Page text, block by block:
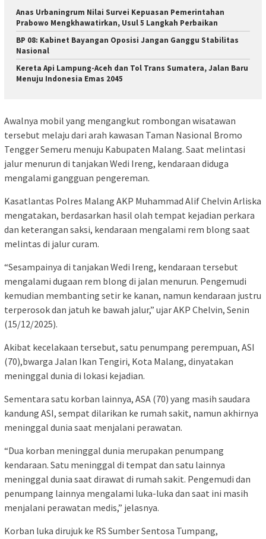
Anas Urbaningrum Nilai Survei Kepuasan Pemerintahan
Prabowo Mengkhawatirkan, Usul 5 Langkah Perbaikan
BP 08: Kabinet Bayangan Oposisi Jangan Ganggu Stabilitas
Nasional
Kereta Api Lampung-Aceh dan Tol Trans Sumatera, Jalan Baru
Menuju Indonesia Emas 2045
Awalnya mobil yang mengangkut rombongan wisatawan
tersebut melaju dari arah kawasan Taman Nasional Bromo
Tengger Semeru menuju Kabupaten Malang. Saat melintasi
jalur menurun di tanjakan Wedi Ireng, kendaraan diduga
mengalami gangguan pengereman.
Kasatlantas Polres Malang AKP Muhammad Alif Chelvin Arliska
mengatakan, berdasarkan hasil olah tempat kejadian perkara
dan keterangan saksi, kendaraan mengalami rem blong saat
melintas di jalur curam.
“Sesampainya di tanjakan Wedi Ireng, kendaraan tersebut
mengalami dugaan rem blong di jalan menurun. Pengemudi
kemudian membanting setir ke kanan, namun kendaraan justru
terperosok dan jatuh ke bawah jalur,” ujar AKP Chelvin, Senin
(15/12/2025).
Akibat kecelakaan tersebut, satu penumpang perempuan, ASI
(70),bwarga Jalan Ikan Tengiri, Kota Malang, dinyatakan
meninggal dunia di lokasi kejadian.
Sementara satu korban lainnya, ASA (70) yang masih saudara
kandung ASI, sempat dilarikan ke rumah sakit, namun akhirnya
meninggal dunia saat menjalani perawatan.
“Dua korban meninggal dunia merupakan penumpang
kendaraan. Satu meninggal di tempat dan satu lainnya
meninggal dunia saat dirawat di rumah sakit. Pengemudi dan
penumpang lainnya mengalami luka-luka dan saat ini masih
menjalani perawatan medis,” jelasnya.
Korban luka dirujuk ke RS Sumber Sentosa Tumpang,